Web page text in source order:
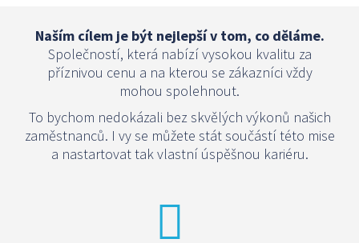
Naším cílem je být nejlepší v tom, co děláme.
Společností, která nabízí vysokou kvalitu za
příznivou cenu a na kterou se zákazníci vždy
mohou spolehnout.
To bychom nedokázali bez skvělých výkonů našich
zaměstnanců. I vy se můžete stát součástí této mise
a nastartovat tak vlastní úspěšnou kariéru.